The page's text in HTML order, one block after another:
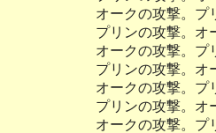
オークの攻撃。プ
プリンの攻撃。オ
オークの攻撃。プ
プリンの攻撃。オ
オークの攻撃。プ
プリンの攻撃。オ
オークの攻撃。プ